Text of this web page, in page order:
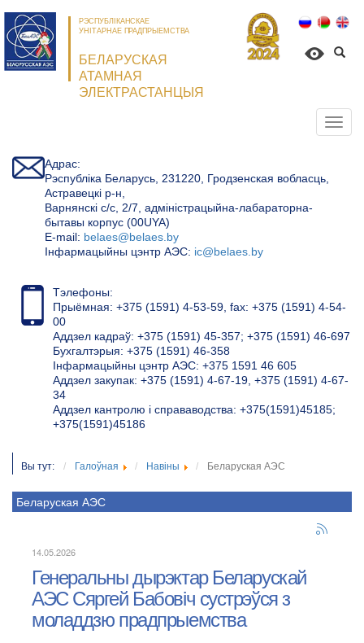
РЭСПУБЛІКАНСКАЕ
УНІТАРНАЕ ПРАДПРЫЕМСТВА
БЕЛАРУСКАЯ
АТАМНАЯ
ЭЛЕКТРАСТАНЦЫЯ
Адрас:
Рэспубліка Беларусь, 231220, Гродзенская вобласць,
Астравецкі р-н,
Варнянскі с/с, 2/7, адміністрацыйна-лабараторна-
бытавы корпус (00UYA)
Е-mail: belaes@belaes.by
Інфармацыйны цэнтр АЭС: ic@belaes.by
Тэлефоны:
Прыёмная: +375 (1591) 4-53-59, fax: +375 (1591) 4-54-
00
Аддзел кадраў: +375 (1591) 45-357; +375 (1591) 46-697
Бухгалтэрыя: +375 (1591) 46-358
Інфармацыйны цэнтр АЭС: +375 1591 46 605
Аддзел закупак: +375 (1591) 4-67-19, +375 (1591) 4-67-
34
Аддзел кантролю і справаводства: +375(1591)45185;
+375(1591)45186
Вы тут: Галоўная Навіны Беларуская АЭС
Беларуская АЭС
14.05.2026
Генеральны дырэктар Беларускай
АЭС Сяргей Бабовіч сустрэўся з
моладдзю прадпрыемства